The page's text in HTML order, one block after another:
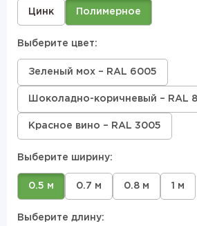
Цинк Полимерное
Выберите цвет:
Зеленый мох – RAL 6005
Шоколадно-коричневый – RAL
Красное вино – RAL 3005
Выберите ширину:
0.5 м 0.7 м 0.8 м 1 м
Выберите длину: